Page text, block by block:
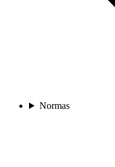
Normas